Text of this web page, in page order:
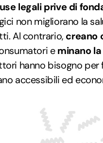
legali prive di
non migliorano la
Al contrario, creano
eminano
hanno bisogno per
accessibili ed